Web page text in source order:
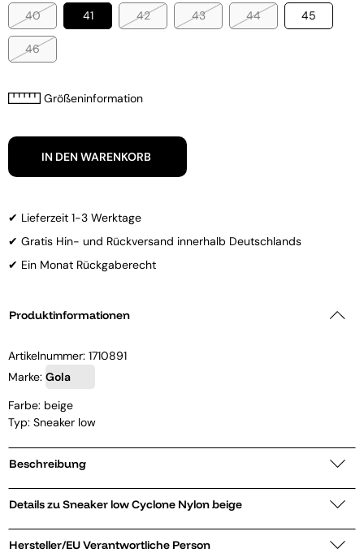
40 41 42 43 44 45
46
Größeninformation
IN DEN WARENKORB
✔ Lieferzeit 1-3 Werktage
✔ Gratis Hin- und Rückversand innerhalb Deutschlands
✔ Ein Monat Rückgaberecht
Produktinformationen
Artikelnummer: 1710891
Marke: Gola
Farbe: beige
Typ: Sneaker low
Beschreibung
Details zu Sneaker low Cyclone Nylon beige
Hersteller/EU Verantwortliche Person